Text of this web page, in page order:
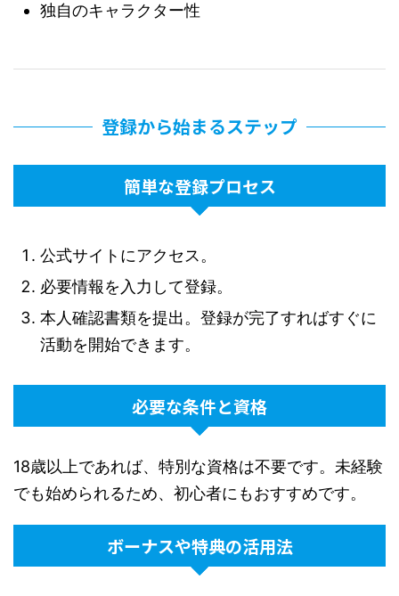
独自のキャラクター性
登録から始まるステップ
簡単な登録プロセス
公式サイトにアクセス。
必要情報を入力して登録。
本人確認書類を提出。登録が完了すればすぐに
活動を開始できます。
必要な条件と資格
18歳以上であれば、特別な資格は不要です。未経験
でも始められるため、初心者にもおすすめです。
ボーナスや特典の活用法